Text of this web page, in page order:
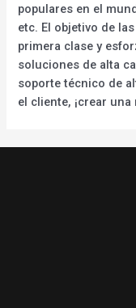
populares en el
etc. El objetivo de
primera clase y
soluciones de alta
soporte técnico de
el cliente, ¡crear